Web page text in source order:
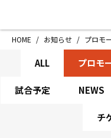
入
HOME / お知らせ / プロモ
ALL プロモ
試合予定 NEWS
チ